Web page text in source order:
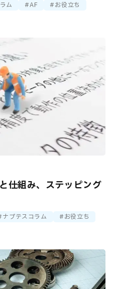
ム AF
お役立ち
仕組み、ステッピング
ナブテスコラム
お役立ち